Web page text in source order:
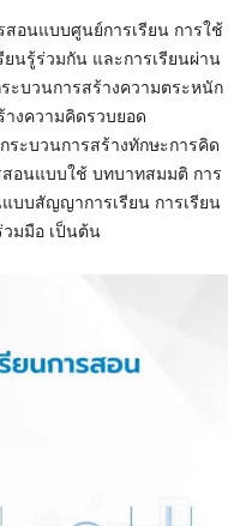
สอนแบบศูนย์การเรียน การใช้
นรู้ร่วมกัน และการเรียนผ่าน
ะบวนการสร้างความตระหนัก
างความคิดรวบยอด
ะบวนการสร้างทักษะการคิด
อนแบบใช้ บทบาทสมมติ การ
บบสัญญาการเรียน การเรียน
วมมือ เป็นต้น